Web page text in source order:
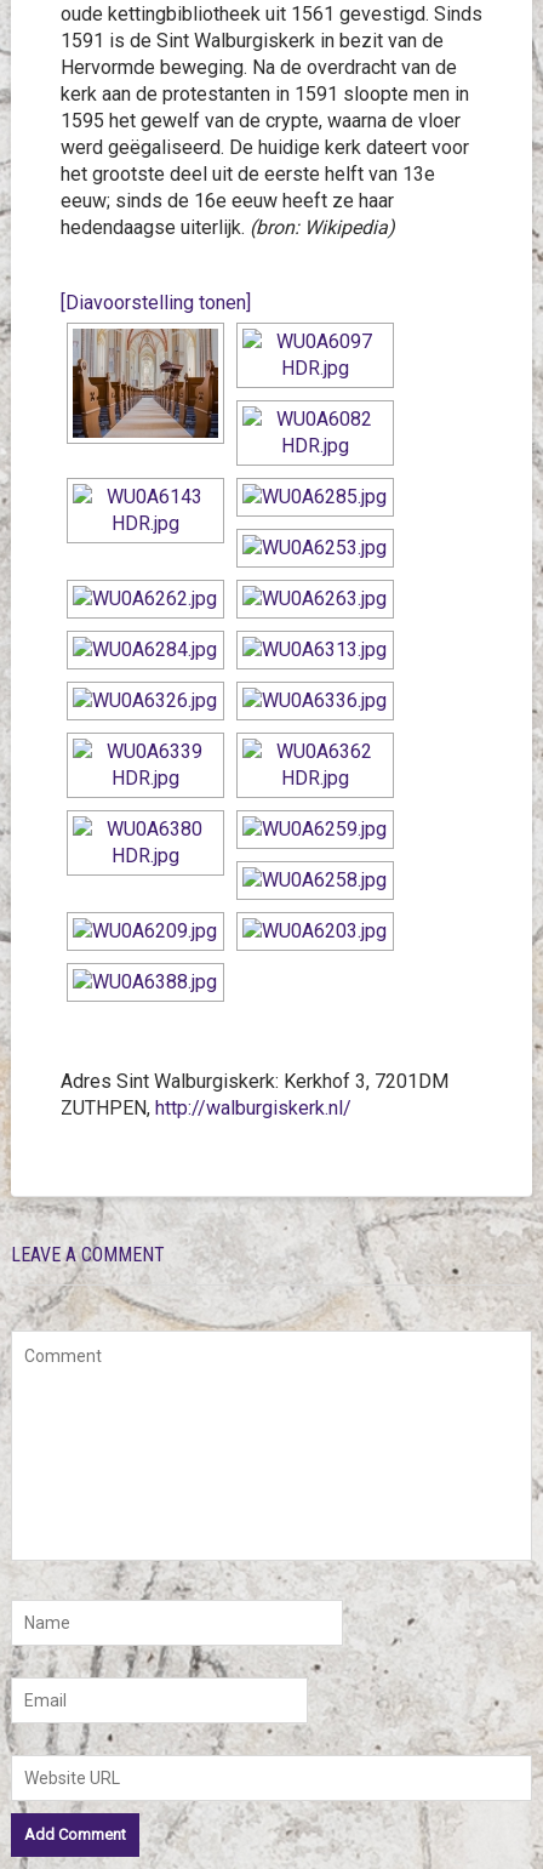
oude kettingbibliotheek uit 1561 gevestigd. Sinds
1591 is de Sint Walburgiskerk in bezit van de
Hervormde beweging. Na de overdracht van de
kerk aan de protestanten in 1591 sloopte men in
1595 het gewelf van de crypte, waarna de vloer
werd geëgaliseerd. De huidige kerk dateert voor
het grootste deel uit de eerste helft van 13e
eeuw; sinds de 16e eeuw heeft ze haar
hedendaagse uiterlijk. (bron: Wikipedia)
[Diavoorstelling tonen]
Adres Sint Walburgiskerk: Kerkhof 3, 7201DM
ZUTHPEN, http://walburgiskerk.nl/
LEAVE A COMMENT